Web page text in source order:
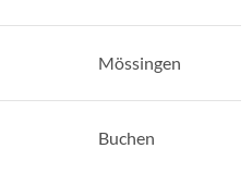
Mössingen
Buchen